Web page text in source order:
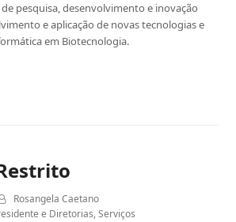
pesquisa, desenvolvimento e inovação
e aplicação de novas tecnologias e
em Biotecnologia.
Rosangela Caetano
e Diretorias,Serviços